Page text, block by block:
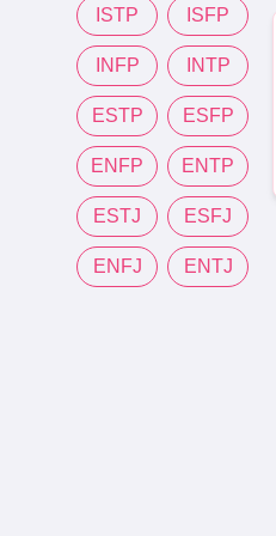
ISTP ISFP
INFP INTP
ESTP ESFP
ENFP ENTP
ESTJ ESFJ
ENFJ ENTJ